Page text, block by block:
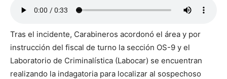
Tras el incidente, Carabineros acordonó el área y por
instrucción del fiscal de turno la sección OS-9 y el
Laboratorio de Criminalística (Labocar) se encuentran
realizando la indagatoria para localizar al sospechoso